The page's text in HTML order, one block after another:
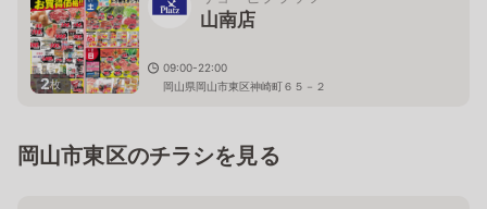
2枚
山南店
09:00-22:00
岡山県岡山市東区神崎町６５－２
岡山市東区のチラシを見る